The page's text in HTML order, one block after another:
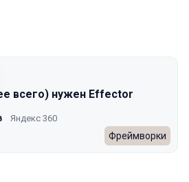
сезоне 2025 Autumn
всего) нужен Effector
Яндекс 360
Фреймворки